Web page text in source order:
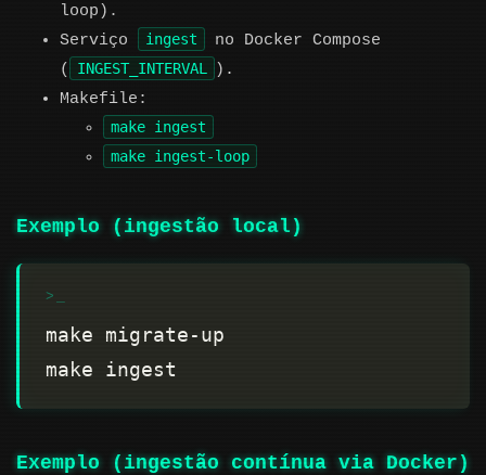
loop).
Serviço
ingest
no Docker Compose
(
INGEST_INTERVAL
).
Makefile:
make ingest
make ingest-loop
Exemplo (ingestão local)
Exemplo (ingestão contínua via Docker)